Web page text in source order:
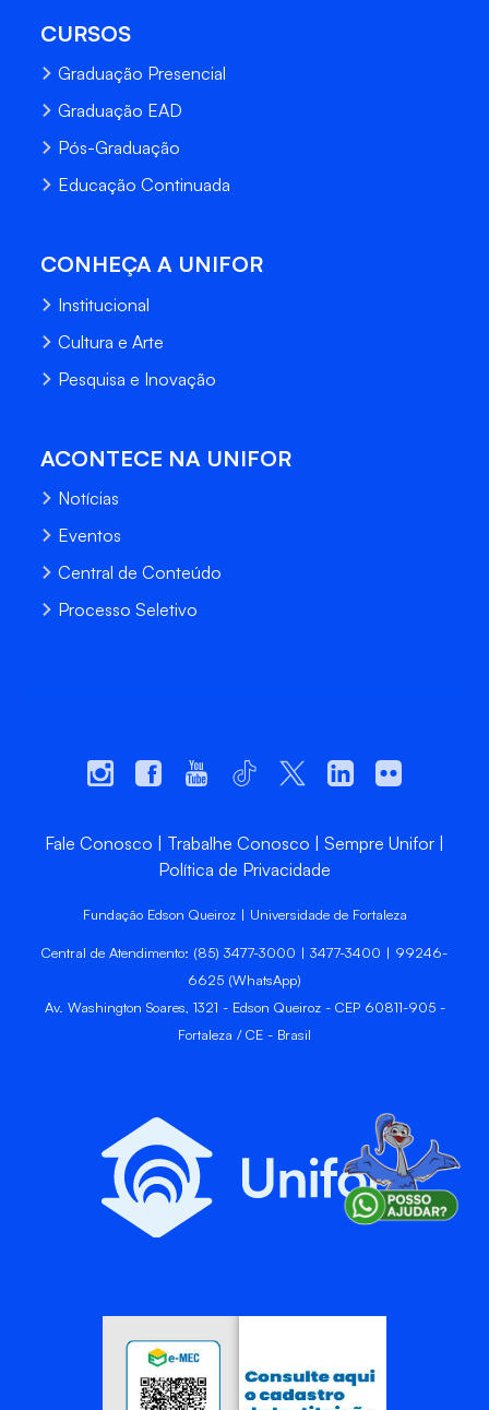
CURSOS
Graduação Presencial
Graduação EAD
Pós-Graduação
Educação Continuada
CONHEÇA A UNIFOR
Institucional
Cultura e Arte
Pesquisa e Inovação
ACONTECE NA UNIFOR
Notícias
Eventos
Central de Conteúdo
Processo Seletivo
Fale Conosco Trabalhe Conosco
Sempre Unifor
Política de Privacidade
Fundação Edson Queiroz | Universidade de Fortaleza
Central de Atendimento: (85) 3477-3000 | 3477-3400 | 99246-
6625 (WhatsApp)
Av. Washington Soares, 1321 - Edson Queiroz - CEP 60811-905 -
Fortaleza / CE - Brasil